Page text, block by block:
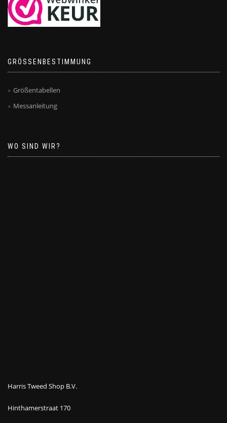
GRÖSSENBESTIMMUNG
Größentabellen
Messanleitung
WO SIND WIR?
Harris Tweed Shop B.V.
Hinthamerstraat 170